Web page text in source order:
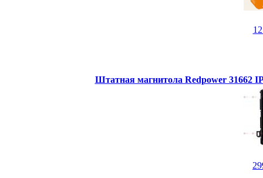
Штатная магнитола Redpower 31662